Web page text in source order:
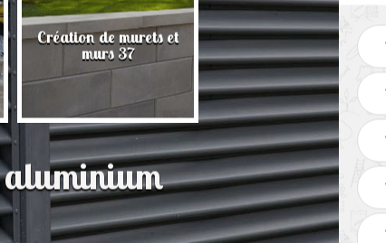
Création de murets et
murs 37
Installation de clôture
37
aluminium